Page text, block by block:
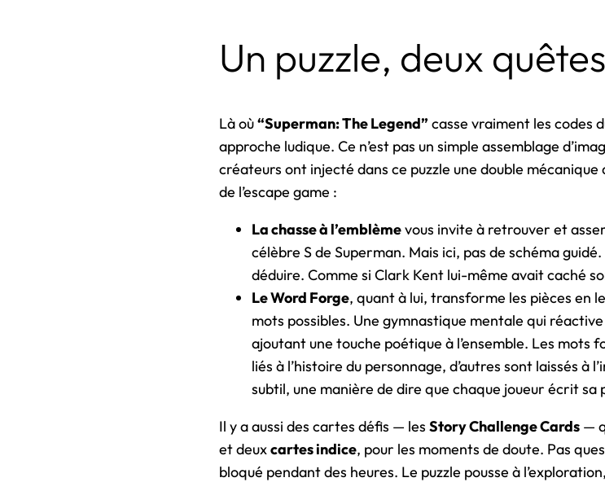
Un puzzle, deux quêtes
Là où“Superman: The Legend” casse vraiment les codes
approche ludique. Ce n’est pas un simple assemblage
créateurs ont injecté dans ce puzzle une double
de l’escape game :
La chasse à l’emblèmevous invite à retrouver et
célèbre S de Superman. Mais ici, pas de schéma
déduire. Comme si Clark Kent lui-même avait caché
Le Word Forge, quant à lui, transforme les pièces en
mots possibles. Une gymnastique mentale qui
ajoutant une touche poétique à l’ensemble. Les mots
liés à l’histoire du personnage, d’autres sont laissés à
subtil, une manière de dire que chaque joueur écrit sa
Il y a aussi des cartes défis — lesStory Challenge Cards —
et deuxcartes indice, pour les moments de doute. Pas
bloqué pendant des heures. Le puzzle pousse à